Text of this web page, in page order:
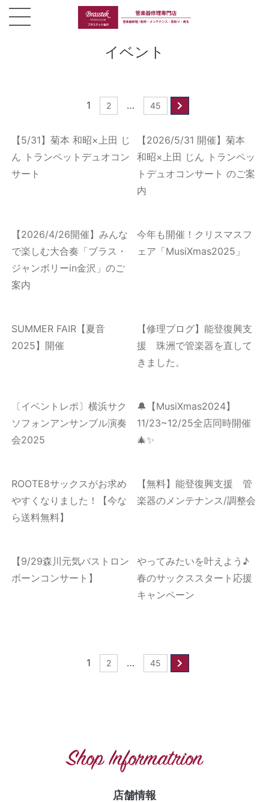
イベント
1 2 … 45
【5/31】菊本 和昭×上田 じ
ん トランペットデュオコン
サート
【2026/5/31 開催】菊本
和昭×上田 じん トランペッ
トデュオコンサート のご案
内
【2026/4/26開催】みんな
で楽しむ大合奏「ブラス・
ジャンボリーin金沢」のご
案内
今年も開催！クリスマスフ
ェア「MusiXmas2025」
SUMMER FAIR【夏音
2025】開催
【修理ブログ】能登復興支
援 珠洲で管楽器を直して
きました。
〔イベントレポ〕横浜サク
ソフォンアンサンブル演奏
会2025
🔔【MusiXmas2024】
11/23~12/25全店同時開催
🎄✨
ROOTE8サックスがお求め
やすくなりました！【今な
ら送料無料】
【無料】能登復興支援 管
楽器のメンテナンス/調整会
【9/29森川元気バストロン
ボーンコンサート】
やってみたいを叶えよう♪
春のサックススタート応援
キャンペーン
1 2 … 45
Shop Informatrion
店舗情報